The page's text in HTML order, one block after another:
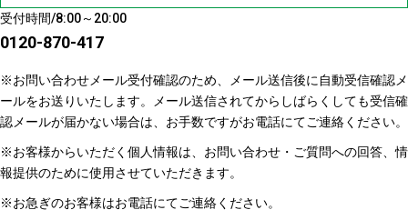
受付時間/8:00～20:00
0120-870-417
※お問い合わせメール受付確認のため、メール送信後に自動受信確認メ
ールをお送りいたします。メール送信されてからしばらくしても受信確
認メールが届かない場合は、お手数ですがお電話にてご連絡ください。
※お客様からいただく個人情報は、お問い合わせ・ご質問への回答、情
報提供のために使用させていただきます。
※お急ぎのお客様はお電話にてご連絡ください。